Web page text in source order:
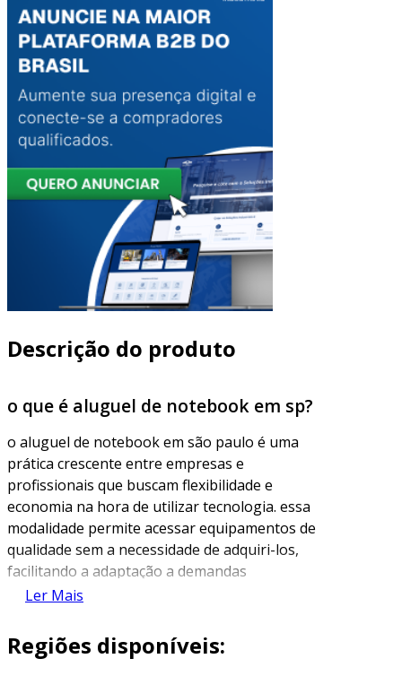
Descrição do produto
o que é aluguel de notebook em sp?
o aluguel de notebook em são paulo é uma
prática crescente entre empresas e
profissionais que buscam flexibilidade e
economia na hora de utilizar tecnologia. essa
modalidade permite acessar equipamentos de
qualidade sem a necessidade de adquiri-los,
facilitando a adaptação a demandas
temporárias ou projetos específicos. o
vantagens, especialmente em um mercado que
valoriza a agilidade e a eficiência.
Ler Mais
Regiões disponíveis: